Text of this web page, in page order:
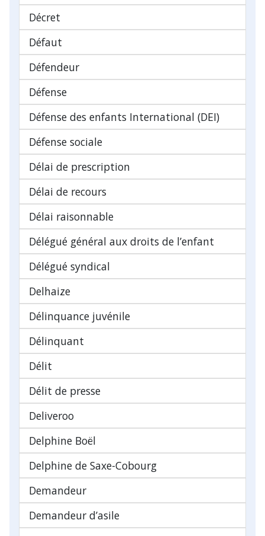
Décret
Défaut
Défendeur
Défense
Défense des enfants International (DEI)
Défense sociale
Délai de prescription
Délai de recours
Délai raisonnable
Délégué général aux droits de l’enfant
Délégué syndical
Delhaize
Délinquance juvénile
Délinquant
Délit
Délit de presse
Deliveroo
Delphine Boël
Delphine de Saxe-Cobourg
Demandeur
Demandeur d’asile